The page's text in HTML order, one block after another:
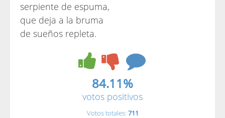
serpiente de espuma,
que deja a la bruma
de sueños repleta.
84.11%
votos positivos
Votos totales: 711